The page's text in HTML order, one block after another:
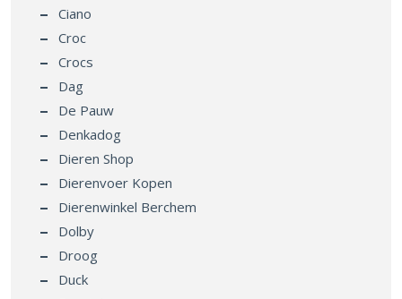
Ciano
Croc
Crocs
Dag
De Pauw
Denkadog
Dieren Shop
Dierenvoer Kopen
Dierenwinkel Berchem
Dolby
Droog
Duck